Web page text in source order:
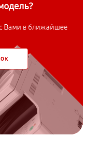
Вами в ближайшее